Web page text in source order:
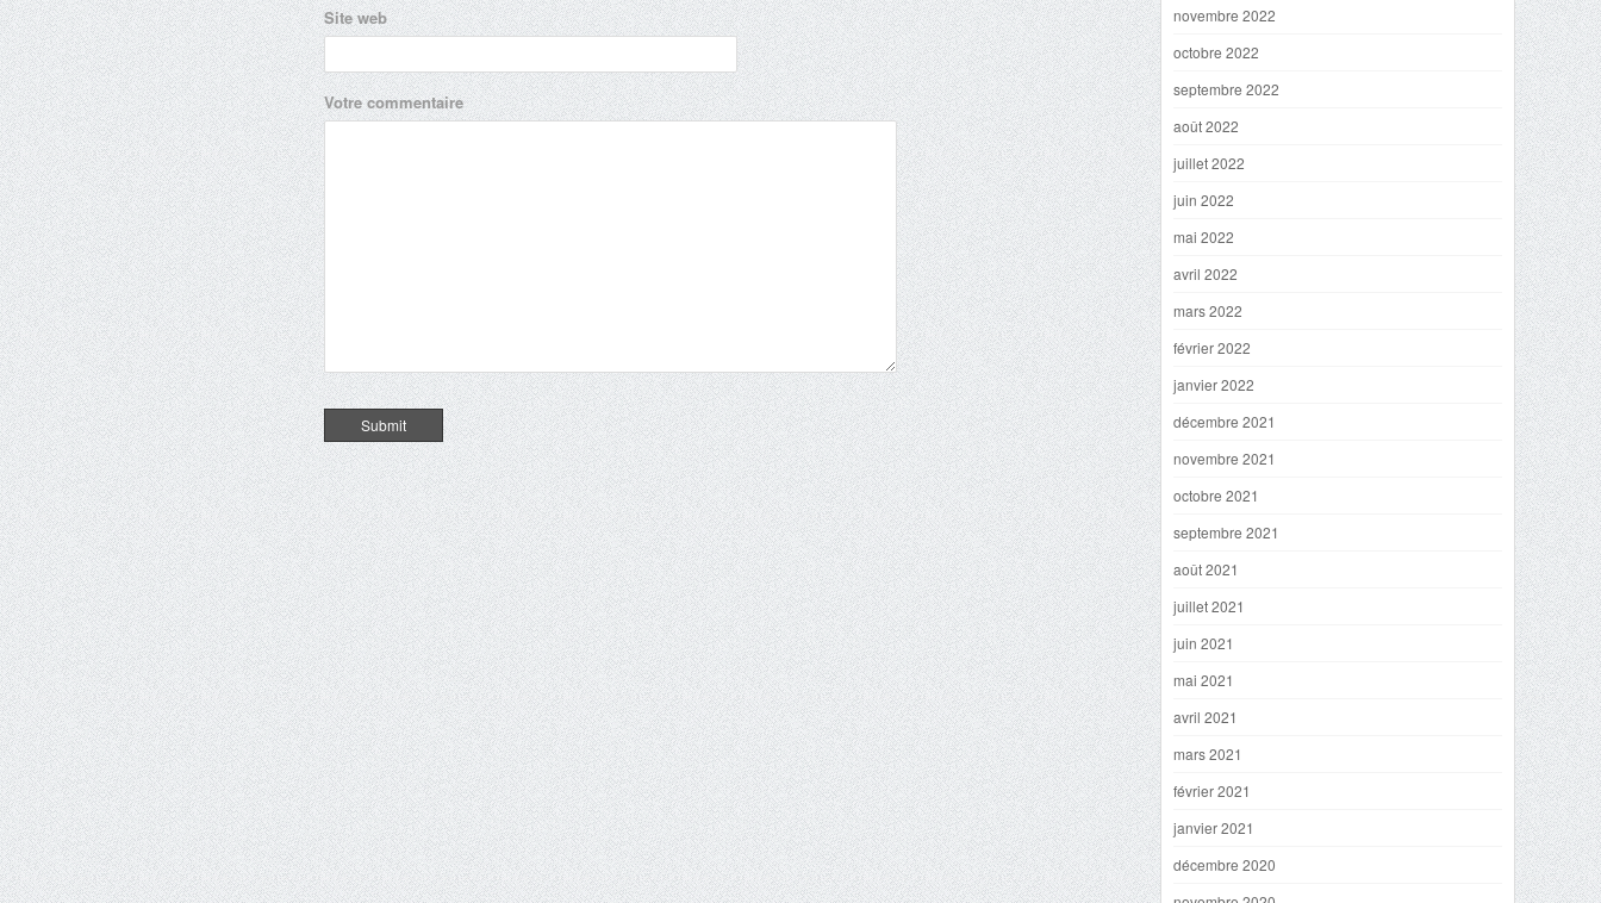
Site web
Votre commentaire
novembre 2022
octobre 2022
septembre 2022
août 2022
juillet 2022
juin 2022
mai 2022
avril 2022
mars 2022
février 2022
janvier 2022
décembre 2021
novembre 2021
octobre 2021
septembre 2021
août 2021
juillet 2021
juin 2021
mai 2021
avril 2021
mars 2021
février 2021
janvier 2021
décembre 2020